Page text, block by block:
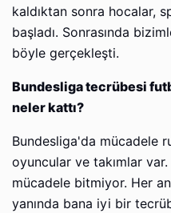
kaldıktan sonra hocalar,
başladı. Sonrasında
böyle gerçekleşti.
Bundesliga tecrübesi
neler kattı?
Bundesliga'da mücadele
oyuncular ve takımlar
mücadele bitmiyor. Her
yanında bana iyi bir